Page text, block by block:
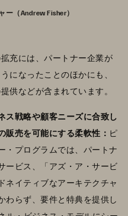
（Andrew Fisher）
充には、パートナー企業が
になったことのほかにも、
供などが含まれています。
ス戦略や顧客ニーズに合致し
販売を可能にする柔軟性： ピ
・プログラムでは、パートナ
ービス、「アズ・ア・サービ
ネイティブなアーキテクチャ
わらず、要件と特典を提供し